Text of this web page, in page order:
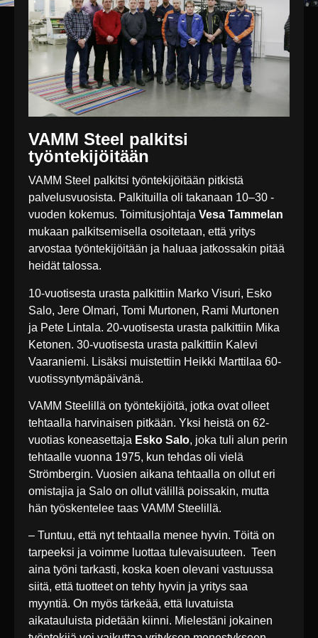
VAMM Steel palkitsi
työntekijöitään
VAMM Steel palkitsi työntekijöitään pitkistä
palvelusvuosista. Palkituilla oli takanaan 10–30 -
vuoden kokemus. Toimitusjohtaja Vesa Tammelan
mukaan palkitsemisella osoitetaan, että yritys
arvostaa työntekijöitään ja haluaa jatkossakin pitää
heidät talossa.
10-vuotisesta urasta palkittiin Marko Visuri, Esko
Salo, Jere Olmari, Tomi Murtonen, Rami Murtonen
ja Pete Lintala. 20-vuotisesta urasta palkittiin Mika
Ketonen. 30-vuotisesta urasta palkittiin Kalevi
Vaaraniemi. Lisäksi muistettiin Heikki Marttilaa 60-
vuotissyntymäpäivänä.
VAMM Steelillä on työntekijöitä, jotka ovat olleet
tehtaalla harvinaisen pitkään. Yksi heistä on 62-
vuotias koneasettaja Esko Salo, joka tuli alun perin
tehtaalle vuonna 1975, kun tehdas oli vielä
Strömbergin. Vuosien aikana tehtaalla on ollut eri
omistajia ja Salo on ollut välillä poissakin, mutta
hän työskentelee taas VAMM Steelillä.
– Tuntuu, että nyt tehtaalla menee hyvin. Töitä on
tarpeeksi ja voimme luottaa tulevaisuuteen. Teen
aina työni tarkasti, koska koen olevani vastuussa
siitä, että tuotteet on tehty hyvin ja yritys saa
myyntiä. On myös tärkeää, että luvatuista
aikatauluista pidetään kiinni. Mielestäni jokainen